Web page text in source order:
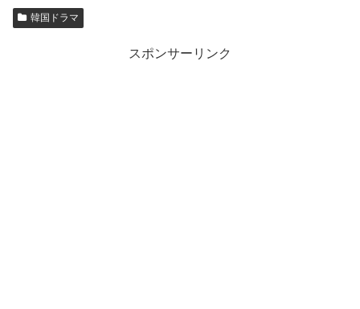
韓国ドラマ
スポンサーリンク